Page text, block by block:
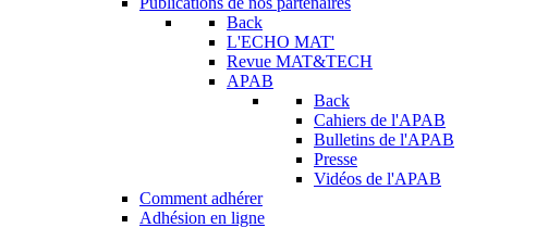
Back
L'ECHO MAT'
Revue MAT&TECH
APAB
Back
Cahiers de l'APAB
Bulletins de l'APAB
Presse
Vidéos de l'APAB
Comment adhérer
Adhésion en ligne